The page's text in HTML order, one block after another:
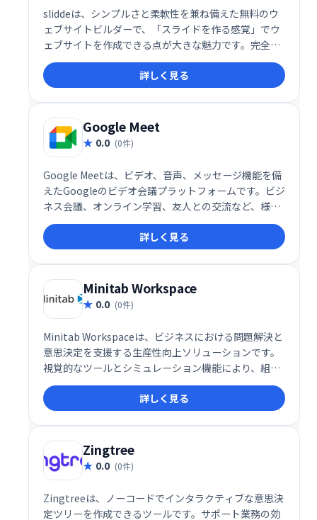
sliddeは、シンプルさと柔軟性を兼ね備えた無料のウ
ェブサイトビルダーで、「スライドを作る感覚」でウ
ェブサイトを作成できる点が大きな魅力です。完全レ
スポンシブデザイン、多用途なテンプレート、豊富な
無料リソースにより、初心者でもプロフェッショナル
な仕上がりのサイトを簡単に作成できます。無料プラ
ンでも十分な機能を備え、年額19ドルのプラスプラン
ではさらに高度なカスタマイズや分析機能が利用可能
です。
詳しく見る
Google Meet
0.0 (0件)
Google Meetは、ビデオ、音声、メッセージ機能を備
えたGoogleのビデオ会議プラットフォームです。ビジ
ネス会議、オンライン学習、友人との交流など、様々
なシーンで活用できます。シンプルで高機能なインタ
ーフェースで、スムーズなコミュニケーションを実
現。場所を選ばず、チームや仲間と簡単に繋がること
を可能にします。 無料プランから利用でき、ビジネス
ニーズにも対応する柔軟性も魅力です。
詳しく見る
Minitab Workspace
0.0 (0件)
Minitab Workspaceは、ビジネスにおける問題解決と
意思決定を支援する生産性向上ソリューションです。
視覚的なツールとシミュレーション機能により、組織
のプロセスを可視化し、複雑な問題を効果的に分析で
きます。業務改善やリスク管理をスムーズに進め、よ
り良い意思決定をサポートします。直感的な操作性
で、専門知識がなくても容易に利用可能です。
詳しく見る
Zingtree
0.0 (0件)
Zingtreeは、ノーコードでインタラクティブな意思決
定ツリーを作成できるツールです。サポート業務の効